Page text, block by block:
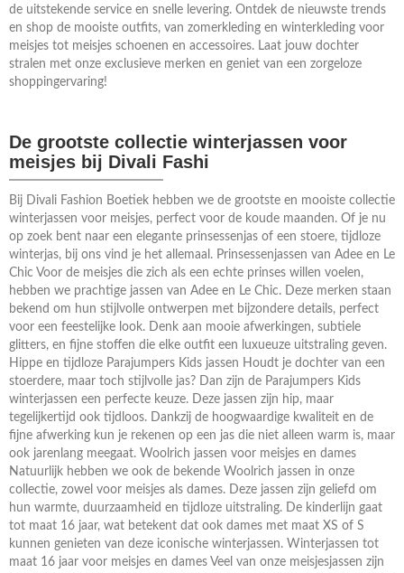
de uitstekende service en snelle levering. Ontdek de nieuwste trends
en shop de mooiste outfits, van zomerkleding en winterkleding voor
meisjes tot meisjes schoenen en accessoires. Laat jouw dochter
stralen met onze exclusieve merken en geniet van een zorgeloze
shoppingervaring!
De grootste collectie winterjassen voor
meisjes bij Divali Fashi
Bij Divali Fashion Boetiek hebben we de grootste en mooiste collectie
winterjassen voor meisjes, perfect voor de koude maanden. Of je nu
op zoek bent naar een elegante prinsessenjas of een stoere, tijdloze
winterjas, bij ons vind je het allemaal. Prinsessenjassen van Adee en Le
Chic Voor de meisjes die zich als een echte prinses willen voelen,
hebben we prachtige jassen van Adee en Le Chic. Deze merken staan
bekend om hun stijlvolle ontwerpen met bijzondere details, perfect
voor een feestelijke look. Denk aan mooie afwerkingen, subtiele
glitters, en fijne stoffen die elke outfit een luxueuze uitstraling geven.
Hippe en tijdloze Parajumpers Kids jassen Houdt je dochter van een
stoerdere, maar toch stijlvolle jas? Dan zijn de Parajumpers Kids
winterjassen een perfecte keuze. Deze jassen zijn hip, maar
tegelijkertijd ook tijdloos. Dankzij de hoogwaardige kwaliteit en de
fijne afwerking kun je rekenen op een jas die niet alleen warm is, maar
ook jarenlang meegaat. Woolrich jassen voor meisjes en dames
Natuurlijk hebben we ook de bekende Woolrich jassen in onze
collectie, zowel voor meisjes als dames. Deze jassen zijn geliefd om
hun warmte, duurzaamheid en tijdloze uitstraling. De kinderlijn gaat
tot maat 16 jaar, wat betekent dat ook dames met maat XS of S
kunnen genieten van deze iconische winterjassen. Winterjassen tot
maat 16 jaar voor meisjes en dames Veel van onze meisjesjassen zijn